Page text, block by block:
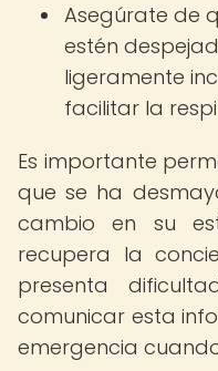
Asegúrate de
estén
ligeramente
facilitar la
Es importante
que se ha
cambio en su
recupera la
presenta
comunicar esta
emergencia